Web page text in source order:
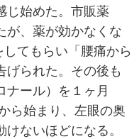
じ始めた。市販薬
が、薬が効かなくな
てもらい「腰痛から
げられた。その後も
ナール）を１ヶ月
ら始まり、左眼の奥
ないほどになる。